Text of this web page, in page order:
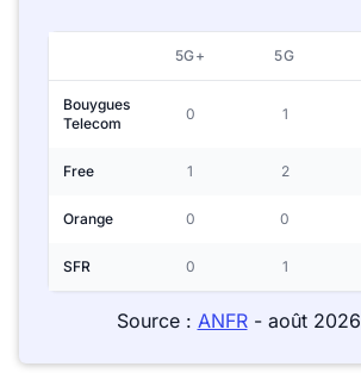
5G+ 5G
Bouygues
Telecom
0 1
Free 1 2
Orange 0 0
SFR 0 1
Source : ANFR- août 2026